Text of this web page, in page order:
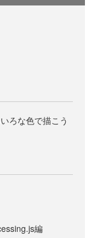
ろな色で描こう
編